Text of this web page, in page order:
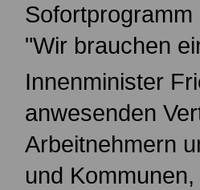
"Wir brauchen
Innenminister
anwesenden
Arbeitnehmern
und